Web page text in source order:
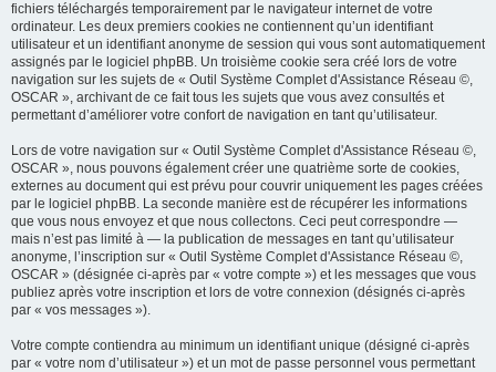
fichiers téléchargés temporairement par le navigateur internet de votre
ordinateur. Les deux premiers cookies ne contiennent qu’un identifiant
utilisateur et un identifiant anonyme de session qui vous sont automatiquement
assignés par le logiciel phpBB. Un troisième cookie sera créé lors de votre
navigation sur les sujets de « Outil Système Complet d'Assistance Réseau ©,
OSCAR », archivant de ce fait tous les sujets que vous avez consultés et
permettant d’améliorer votre confort de navigation en tant qu’utilisateur.
Lors de votre navigation sur « Outil Système Complet d'Assistance Réseau ©,
OSCAR », nous pouvons également créer une quatrième sorte de cookies,
externes au document qui est prévu pour couvrir uniquement les pages créées
par le logiciel phpBB. La seconde manière est de récupérer les informations
que vous nous envoyez et que nous collectons. Ceci peut correspondre —
mais n’est pas limité à — la publication de messages en tant qu’utilisateur
anonyme, l’inscription sur « Outil Système Complet d'Assistance Réseau ©,
OSCAR » (désignée ci-après par « votre compte ») et les messages que vous
publiez après votre inscription et lors de votre connexion (désignés ci-après
par « vos messages »).
Votre compte contiendra au minimum un identifiant unique (désigné ci-après
par « votre nom d’utilisateur ») et un mot de passe personnel vous permettant